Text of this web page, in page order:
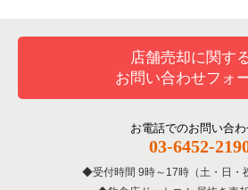
洋食の居抜き売却物件の案件一覧
その他の居抜き売却物件の案件一覧
大阪市東住吉区の飲食店の居抜き売却物
門真市の飲食店の居抜き売却物件の案件一
大阪府のバーの居抜き売却物件の案件一
大阪府の居酒屋・ダイニングバーの居抜
大阪府の和食の居抜き売却物件の案件一
大阪府の洋食の居抜き売却物件の案件一
店舗売却に関す
お問い合わせフォ
お電話でのお問い合
03-6452-
受付時間 9時～17時（土・日・